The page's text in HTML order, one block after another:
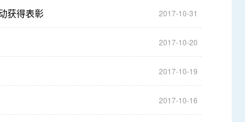
获得表彰 2017-10-31
2017-10-20
2017-10-19
2017-10-16